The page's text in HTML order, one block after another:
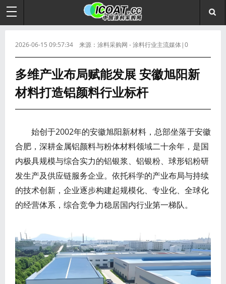
2026-06-15 09:57:34 来源：涂料采购网 - 涂料行业主流媒体|0
多维产业布局赋能发展 安徽旭阳新
材料打造铝颜料行业标杆
始创于2002年的安徽旭阳新材料，总部坐落于安徽
合肥，深耕金属铝颜料与粉体材料领域二十余年，是国
内极具规模与综合实力的铝银浆、铝银粉、球形铝粉研
发生产及供应链服务企业。依托科学的产业布局与持续
的技术创新，企业逐步构建起规模化、专业化、全球化
的经营体系，综合竞争力稳居国内行业第一梯队。